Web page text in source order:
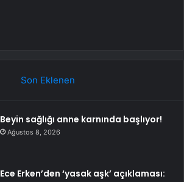
Son Eklenen
Beyin sağlığı anne karnında başlıyor!
Ağustos 8, 2026
Ece Erken’den ‘yasak aşk’ açıklaması: